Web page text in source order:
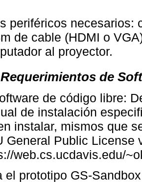
periféricos necesarios:
de cable (HDMI o
al proyector.
de
de código libre:
de instalación
instalar, mismos que
General Public License
web.cs.ucdavis.edu/
el prototipo GS-